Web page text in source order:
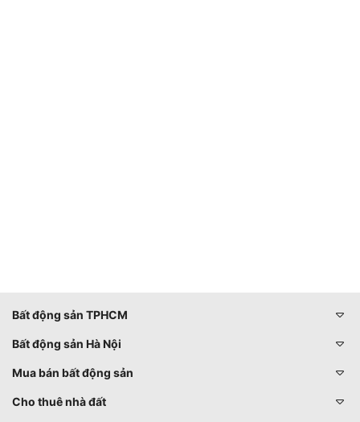
Bất động sản TPHCM
Bất động sản Hà Nội
Mua bán bất động sản
Cho thuê nhà đất